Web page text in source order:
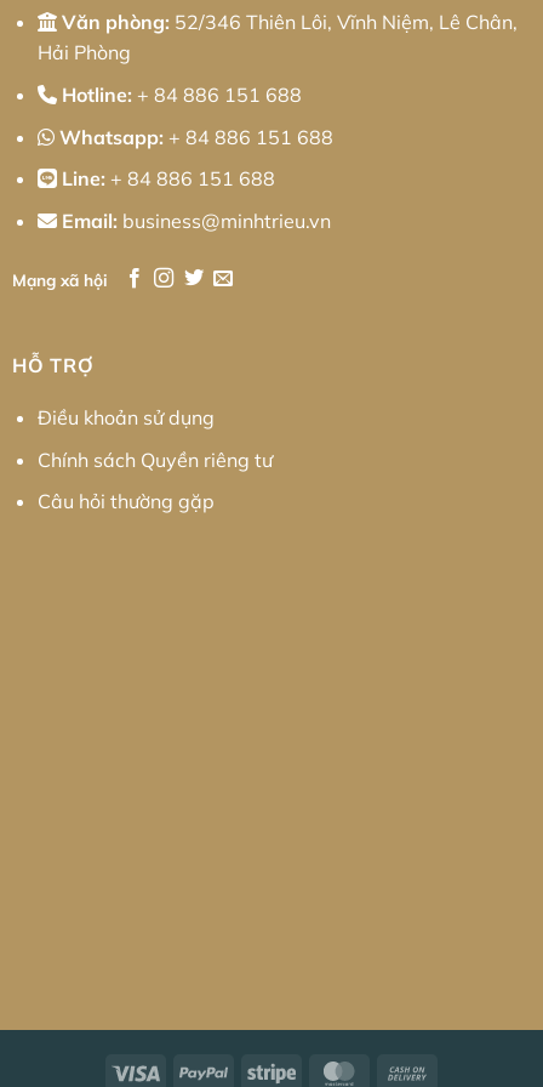
Văn phòng: 52/346 Thiên Lôi, Vĩnh Niệm, Lê Chân,
Hải Phòng
Hotline: + 84 886 151 688
Whatsapp: + 84 886 151 688
Line: + 84 886 151 688
Email: business@minhtrieu.vn
Mạng xã hội
HỖ TRỢ
Điều khoản sử dụng
Chính sách Quyền riêng tư
Câu hỏi thường gặp
Visa PayPal Stripe MasterCard